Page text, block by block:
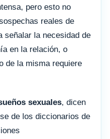
pero esto no
reales de
señalar la necesidad de
en la relación, o
de la misma requiere
sexuales, dicen
de los diccionarios de